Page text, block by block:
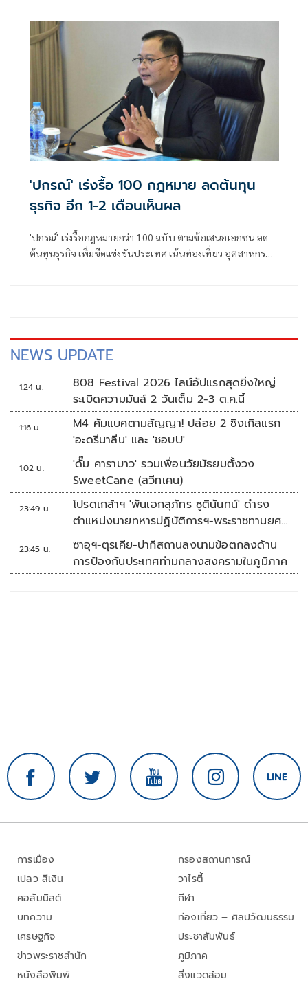
'ปกรณ์' เร่งรื้อ 100 กฎหมาย ลดต้นทุน
ธุรกิจ อีก 1-2 เดือนเห็นผล
'ปกรณ์' เร่งรื้อกฎหมายกว่า 100 ฉบับ ตามข้อเสนอเอกชน ลด
ต้นทุนธุรกิจ เพิ่มขีดแข่งขันประเทศ เน้นท่องเที่ยว อุตสาหกรรม
NEWS UPDATE
1:24 น.
808 Festival 2026 ไลน์อัปแรกสุดยิ่งใหญ่
ระเบิดความมันส์ 2 วันเต็ม 2-3 ต.ค.นี้
1:16 น.
M4 คัมแบคตามสัญญา! ปล่อย 2 ซิงเกิลแรก
'อะดรีนาลีน' และ 'ชอบU'
1:02 น.
'ดั๊ม คาราบาว' รวมเพื่อนวัยมัธยมตั้งวง
SweetCane (สวีทเคน)
23:49 น.
โปรดเกล้าฯ 'พันเอกสุภัทร ชูตินันทน์' ดำรง
ตำแหน่งนายทหารปฏิบัติการฯ-พระราชทานยศ
'พลตรี'
23:45 น.
ซาอุฯ-ตุรเคีย-ปากีสถานลงนามข้อตกลงด้าน
การป้องกันประเทศท่ามกลางสงครามในภูมิภาค
การเมือง
เปลว สีเงิน
คอลัมนิสต์
บทความ
เศรษฐกิจ
ข่าวพระราชสำนัก
หนังสือพิมพ์
กรองสถานการณ์
วาไรตี้
กีฬา
ท่องเที่ยว – ศิลปวัฒนธรรม
ประชาสัมพันธ์
ภูมิภาค
สิ่งแวดล้อม